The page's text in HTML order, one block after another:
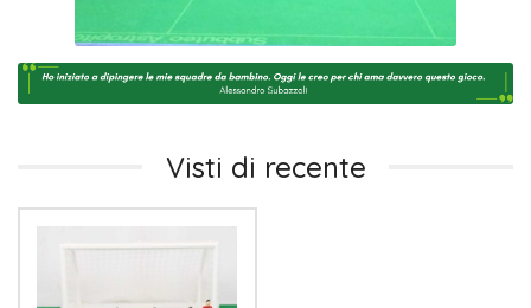
Visti di recente